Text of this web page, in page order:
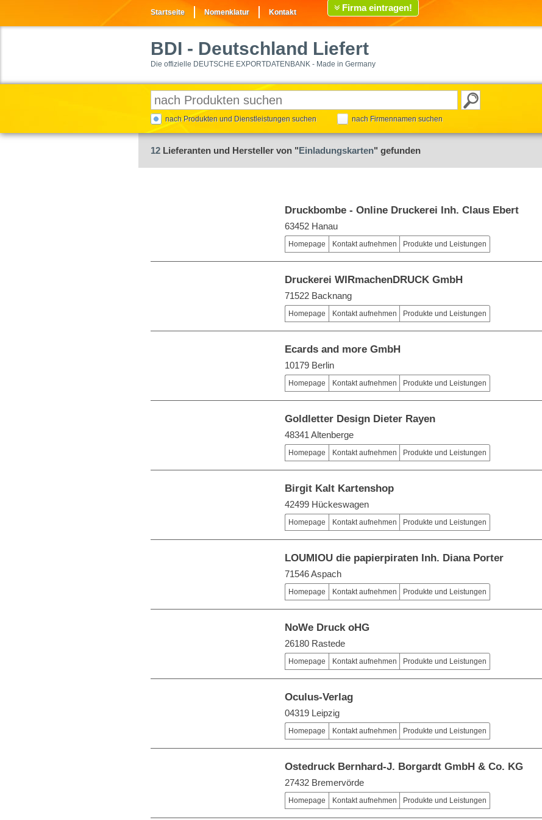
Startseite Nomenklatur Kontakt Firma eintragen!
BDI - Deutschland Liefert
Die offizielle DEUTSCHE EXPORTDATENBANK - Made in Germany
nach Produkten und Dienstleistungen suchen nach Firmennamen suchen
12 Lieferanten und Hersteller von "Einladungskarten" gefunden
Druckbombe - Online Druckerei Inh. Claus Ebert
63452 Hanau
Homepage Kontakt aufnehmen Produkte und Leistungen
Druckerei WIRmachenDRUCK GmbH
71522 Backnang
Homepage Kontakt aufnehmen Produkte und Leistungen
Ecards and more GmbH
10179 Berlin
Homepage Kontakt aufnehmen Produkte und Leistungen
Goldletter Design Dieter Rayen
48341 Altenberge
Homepage Kontakt aufnehmen Produkte und Leistungen
Birgit Kalt Kartenshop
42499 Hückeswagen
Homepage Kontakt aufnehmen Produkte und Leistungen
LOUMIOU die papierpiraten Inh. Diana Porter
71546 Aspach
Homepage Kontakt aufnehmen Produkte und Leistungen
NoWe Druck oHG
26180 Rastede
Homepage Kontakt aufnehmen Produkte und Leistungen
Oculus-Verlag
04319 Leipzig
Homepage Kontakt aufnehmen Produkte und Leistungen
Ostedruck Bernhard-J. Borgardt GmbH & Co. KG
27432 Bremervörde
Homepage Kontakt aufnehmen Produkte und Leistungen